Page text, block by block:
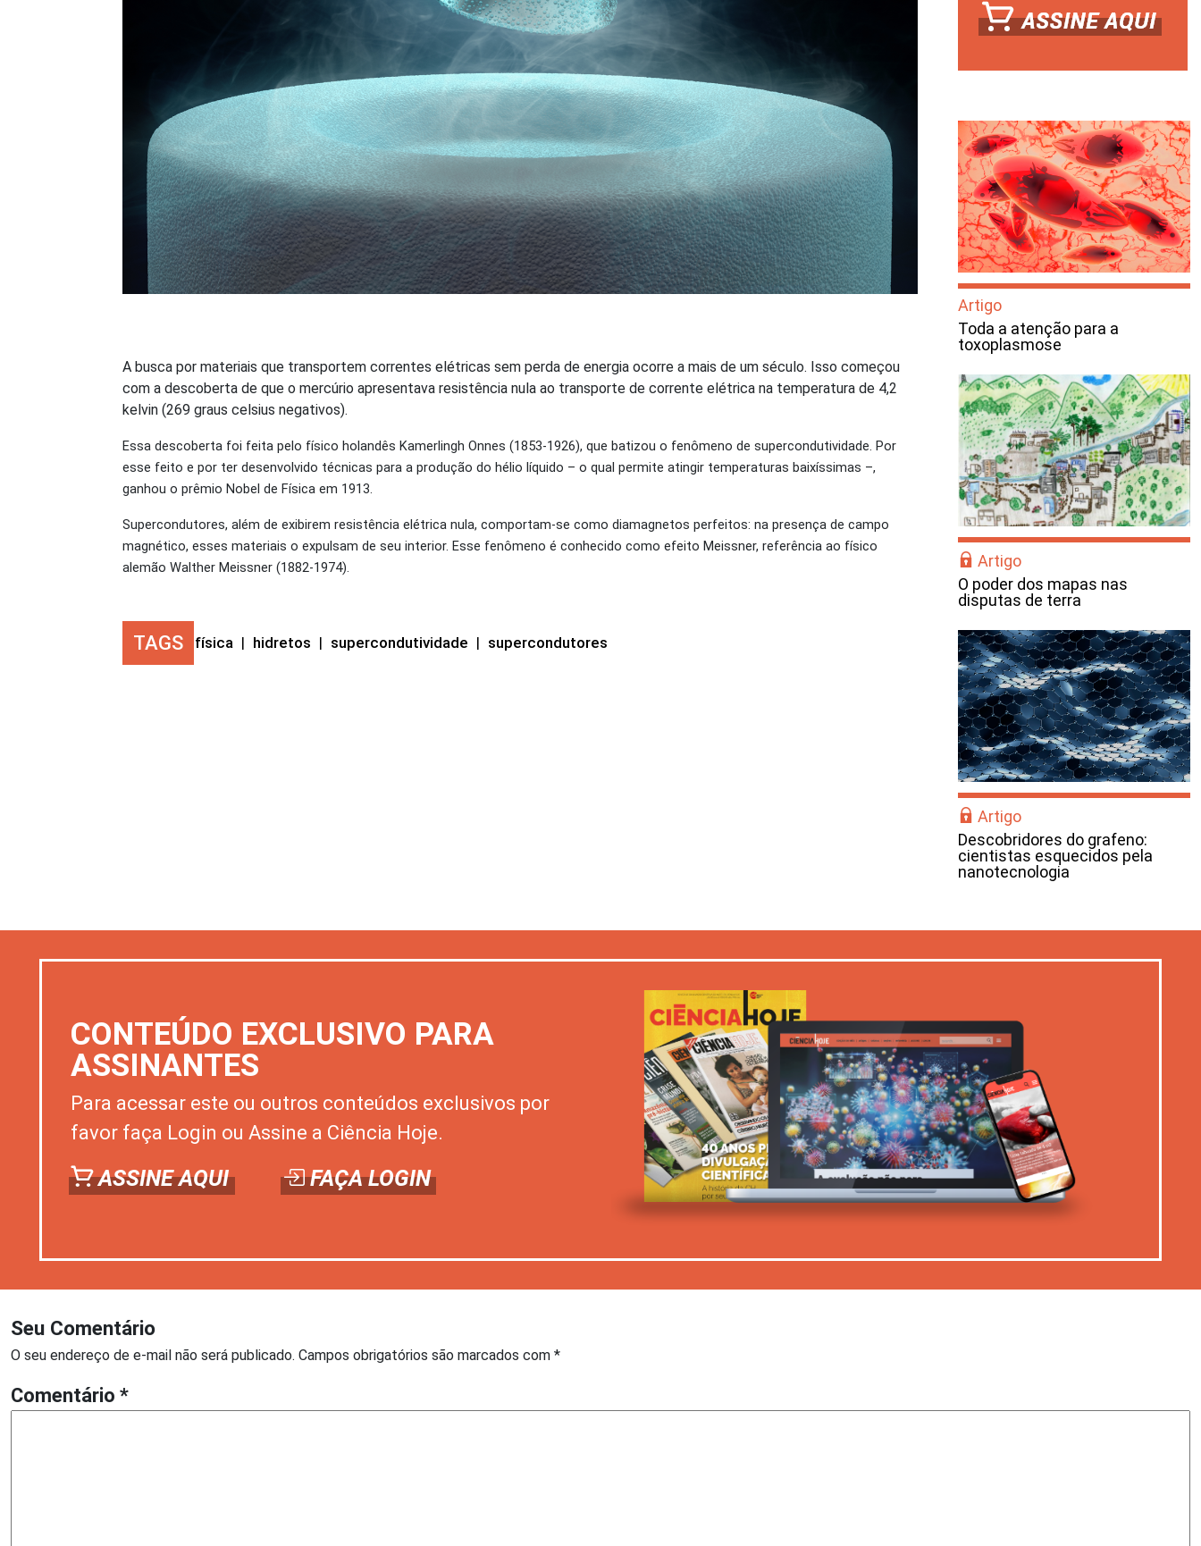
A busca por materiais que transportem correntes elétricas sem perda de energia ocorre a mais de um século. Isso começou
com a descoberta de que o mercúrio apresentava resistência nula ao transporte de corrente elétrica na temperatura de 4,2
kelvin (269 graus celsius negativos).
Essa descoberta foi feita pelo físico holandês Kamerlingh Onnes (1853-1926), que batizou o fenômeno de supercondutividade. Por
esse feito e por ter desenvolvido técnicas para a produção do hélio líquido – o qual permite atingir temperaturas baixíssimas –,
ganhou o prêmio Nobel de Física em 1913.
Supercondutores, além de exibirem resistência elétrica nula, comportam-se como diamagnetos perfeitos: na presença de campo
magnético, esses materiais o expulsam de seu interior. Esse fenômeno é conhecido como efeito Meissner, referência ao físico
alemão Walther Meissner (1882-1974).
TAGS física | hidretos | supercondutividade | supercondutores
Artigo
Toda a atenção para a
toxoplasmose
Artigo
O poder dos mapas nas
disputas de terra
Artigo
Descobridores do grafeno:
cientistas esquecidos pela
nanotecnologia
CONTEÚDO EXCLUSIVO PARA
ASSINANTES
Para acessar este ou outros conteúdos exclusivos por
favor faça Login ou Assine a Ciência Hoje.
ASSINE AQUI FAÇA LOGIN
Seu Comentário
O seu endereço de e-mail não será publicado. Campos obrigatórios são marcados com *
Comentário *